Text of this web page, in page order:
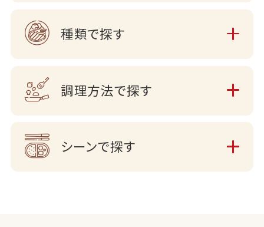
種類で探す
調理方法で探す
シーンで探す